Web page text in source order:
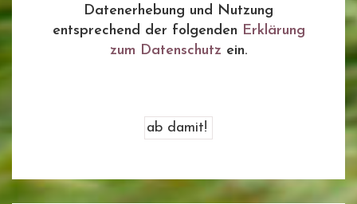
Datenerhebung und Nutzung
entsprechend der folgenden Erklärung
zum Datenschutz ein.